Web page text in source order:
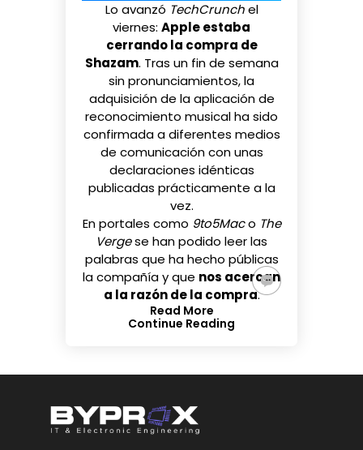
Lo avanzó TechCrunchel
viernes: Apple estaba
cerrando la compra de
Shazam. Tras un fin de semana
sin pronunciamientos, la
adquisición de la aplicación de
reconocimiento musicalha sido
confirmadaa diferentes medios
de comunicación con unas
declaraciones idénticas
publicadas prácticamente a la
vez.
En portales como 9to5Maco The
Vergese han podido leer las
palabras que ha hecho públicas
la compañía y que nos acercan
a la razón de la compra.
Read More
Continue Reading